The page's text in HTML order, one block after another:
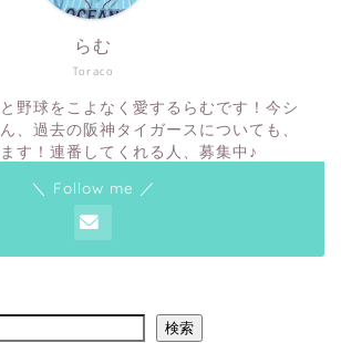
Toraco
らむ
野球をこよなく愛するらむです！今シ
、過去の阪神タイガースについても、
す！連番してくれる人、募集中♪
＼ Follow me ／
検索